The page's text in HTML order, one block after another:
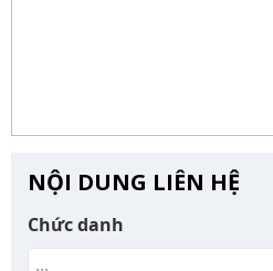
NỘI DUNG LIÊN HỆ
Chức danh